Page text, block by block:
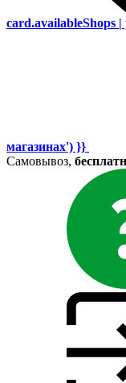
card.availableShops
магазинах') }}
Самовывоз,